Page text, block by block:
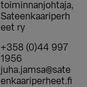
toiminnanjohtaja,
Sateenkaariperh
eet ry
+358 (0)44 997
1956
juha.jamsa@sate
enkaariperheet.fi